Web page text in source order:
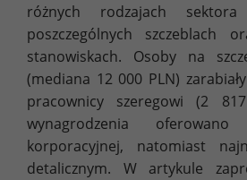
różnych rodzajach
poszczególnych szczeblach
stanowiskach. Osoby na
(mediana 12 000 PLN)
pracownicy szeregowi (2
wynagrodzenia
korporacyjnej, natomiast
detalicznym. W artykule